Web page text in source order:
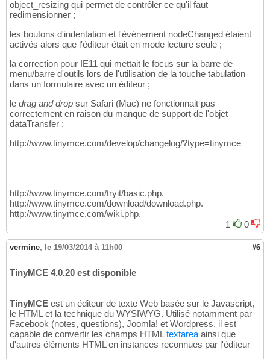
object_resizing qui permet de contrôler ce qu'il faut
redimensionner ;
les boutons d'indentation et l'événement nodeChanged étaient
activés alors que l'éditeur était en mode lecture seule ;
la correction pour IE11 qui mettait le focus sur la barre de
menu/barre d'outils lors de l'utilisation de la touche tabulation
dans un formulaire avec un éditeur ;
le drag and drop sur Safari (Mac) ne fonctionnait pas
correctement en raison du manque de support de l'objet
dataTransfer ;
http://www.tinymce.com/develop/changelog/?type=tinymce
http://www.tinymce.com/tryit/basic.php.
http://www.tinymce.com/download/download.php.
http://www.tinymce.com/wiki.php.
1
0
vermine, le 19/03/2014 à 11h00 #6
TinyMCE 4.0.20 est disponible
TinyMCE est un éditeur de texte Web basée sur le Javascript,
le HTML et la technique du WYSIWYG. Utilisé notamment par
Facebook (notes, questions), Joomla! et Wordpress, il est
capable de convertir les champs HTML textarea ainsi que
d'autres éléments HTML en instances reconnues par l'éditeur